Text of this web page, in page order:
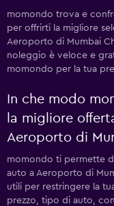
momondo trova e
per offrirti la migliore
Aeroporto di Mumbai
noleggio è veloce e
momondo per la tua
In che modo
la migliore
Aeroporto di
momondo ti permette
auto a Aeroporto di
utili per restringere la
prezzo, tipo di auto,